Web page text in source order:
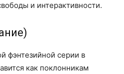
и интерактивности.
фэнтезийной серии в
как поклонникам